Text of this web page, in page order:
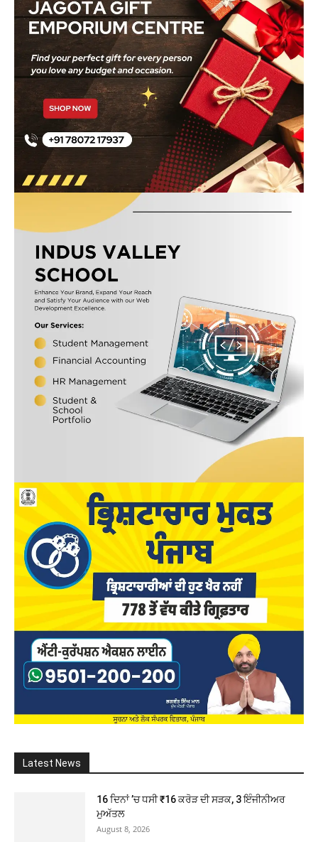
Latest News
16 ਦਿਨਾਂ ’ਚ ਧਸੀ ₹16 ਕਰੋੜ ਦੀ ਸੜਕ, 3 ਇੰਜੀਨੀਅਰ
ਮੁਅੱਤਲ
August 8, 2026